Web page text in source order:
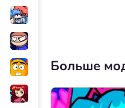
Больше